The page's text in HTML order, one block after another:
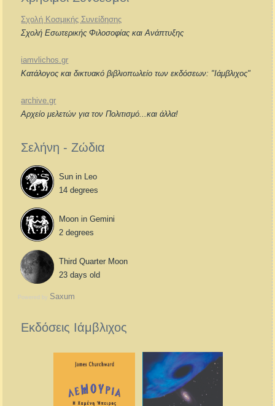
Σχολή Κοσμικής Συνείδησης
Σχολή Εσωτερικής Φιλοσοφίας και Ανάπτυξης
iamvlichos.gr
Κατάλογος και δικτυακό βιβλιοπωλείο των εκδόσεων: "Ιάμβλιχος"
archive.gr
Αρχείο μελετών για τον Πολιτισμό...και άλλα!
Σελήνη - Ζώδια
Sun in Leo
14 degrees
Moon in Gemini
2 degrees
Third Quarter Moon
23 days old
Powered by Saxum
Εκδόσεις Ιάμβλιχος